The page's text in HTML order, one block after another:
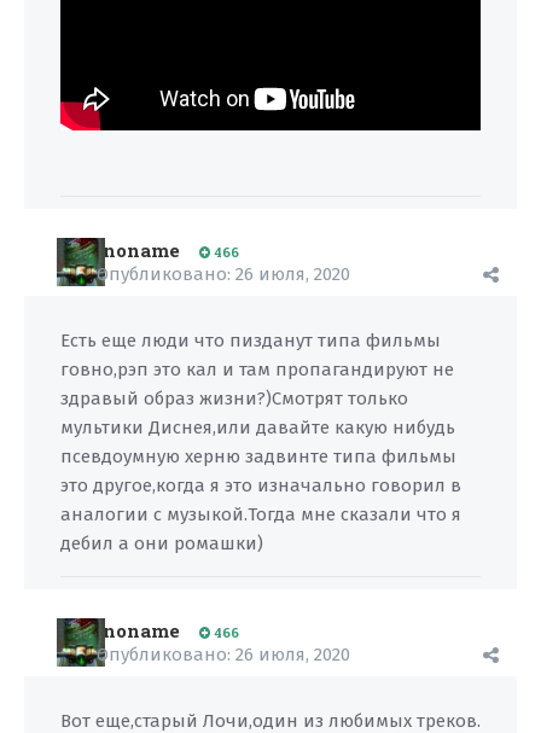
noname 466
Опубликовано: 26 июля, 2020
Есть еще люди что пизданут типа фильмы
говно,рэп это кал и там пропагандируют не
здравый образ жизни?)Смотрят только
мультики Диснея,или давайте какую нибудь
псевдоумную херню задвинте типа фильмы
это другое,когда я это изначально говорил в
аналогии с музыкой.Тогда мне сказали что я
дебил а они ромашки)
noname 466
Опубликовано: 26 июля, 2020
Вот еще,старый Лочи,один из любимых треков.